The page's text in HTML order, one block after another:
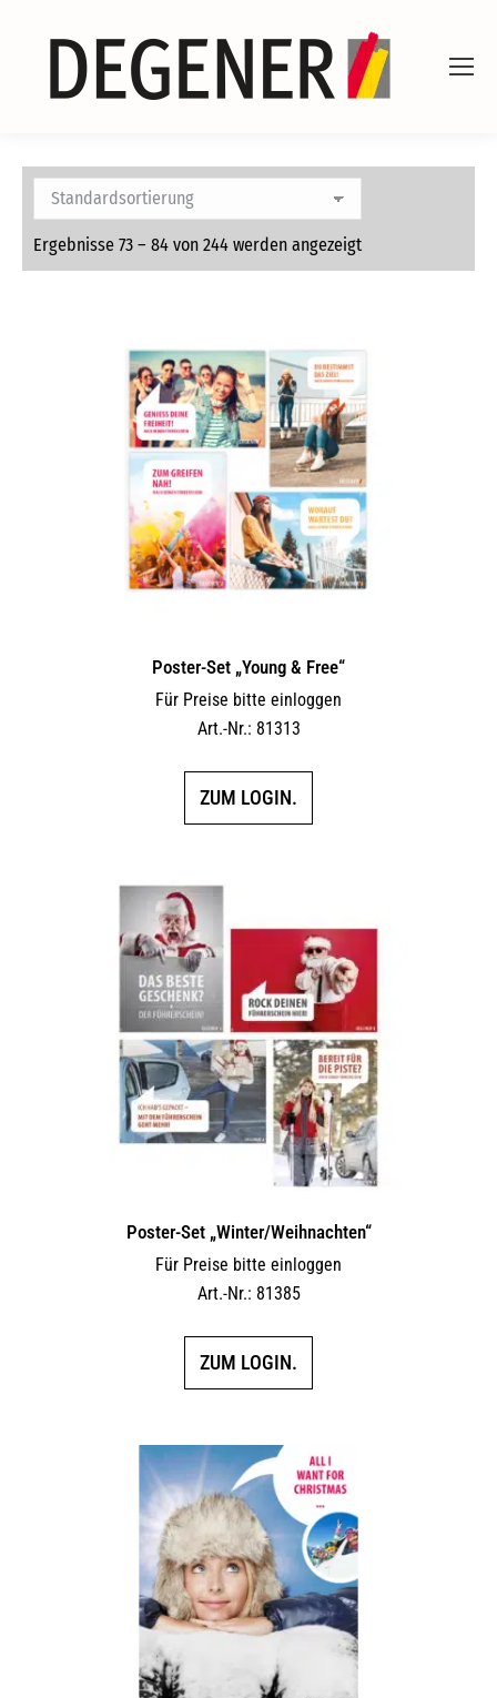
Ergebnisse 73 – 84 von 244 werden angezeigt
Poster-Set „Young & Free“
Für Preise bitte einloggen
Art.-Nr.: 81313
ZUM LOGIN.
Poster-Set „Winter/Weihnachten“
Für Preise bitte einloggen
Art.-Nr.: 81385
ZUM LOGIN.